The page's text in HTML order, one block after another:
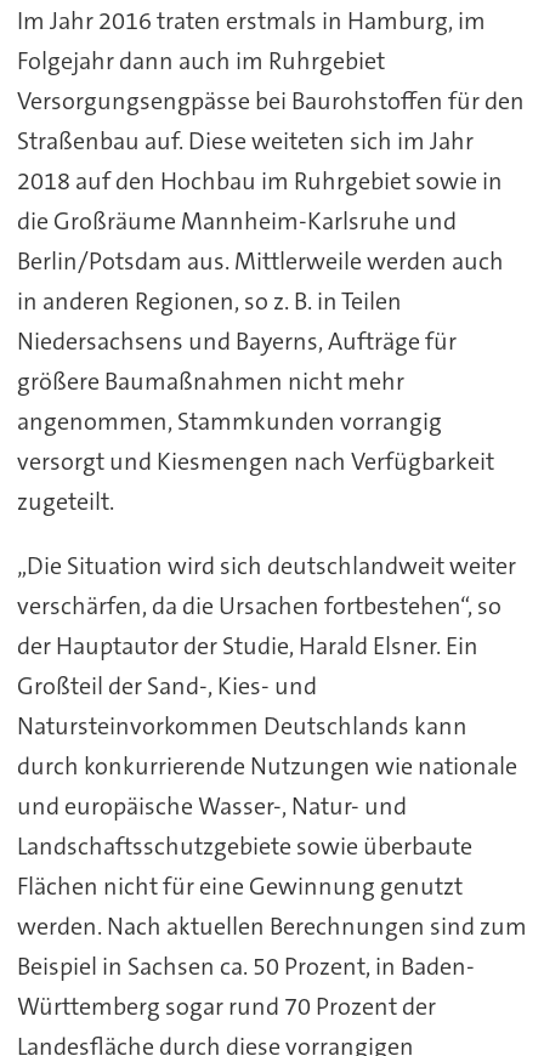
Im Jahr 2016 traten erstmals in Hamburg, im
Folgejahr dann auch im Ruhrgebiet
Versorgungsengpässe bei Baurohstoffen für den
Straßenbau auf. Diese weiteten sich im Jahr
2018 auf den Hochbau im Ruhrgebiet sowie in
die Großräume Mannheim-Karlsruhe und
Berlin/Potsdam aus. Mittlerweile werden auch
in anderen Regionen, so z. B. in Teilen
Niedersachsens und Bayerns, Aufträge für
größere Baumaßnahmen nicht mehr
angenommen, Stammkunden vorrangig
versorgt und Kiesmengen nach Verfügbarkeit
zugeteilt.
„Die Situation wird sich deutschlandweit weiter
verschärfen, da die Ursachen fortbestehen“, so
der Hauptautor der Studie, Harald Elsner. Ein
Großteil der Sand-, Kies- und
Natursteinvorkommen Deutschlands kann
durch konkurrierende Nutzungen wie nationale
und europäische Wasser-, Natur- und
Landschaftsschutzgebiete sowie überbaute
Flächen nicht für eine Gewinnung genutzt
werden. Nach aktuellen Berechnungen sind zum
Beispiel in Sachsen ca. 50 Prozent, in Baden-
Württemberg sogar rund 70 Prozent der
Landesfläche durch diese vorrangigen